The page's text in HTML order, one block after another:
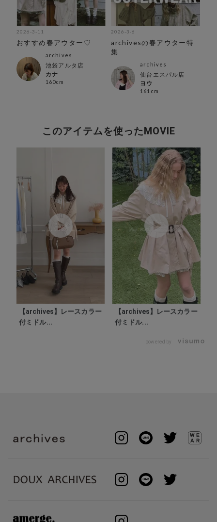
2026-3-11
おすすめ春アウター♡
archives
池袋アルタ店
カナ
160cm
2026-3-6
archivesの春アウター特
集
archives
仙台エスパル店
ヨウ
161cm
このアイテムを使ったMOVIE
【archives】レースカラー
付ミドル...
【archives】レースカラー
付ミドル...
powered by